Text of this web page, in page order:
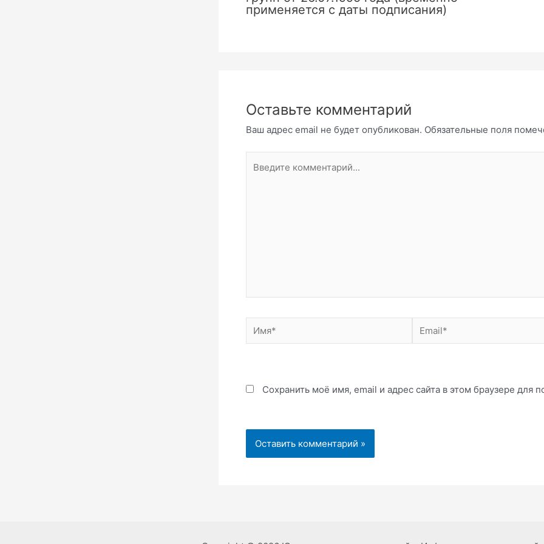
применяется с даты подписания)
Оставьте комментарий
Ваш адрес email не будет опубликован. Обязательные поля
комментарий...
Имя* Email*
Сохранить моё имя, email и адрес сайта в этом браузере для